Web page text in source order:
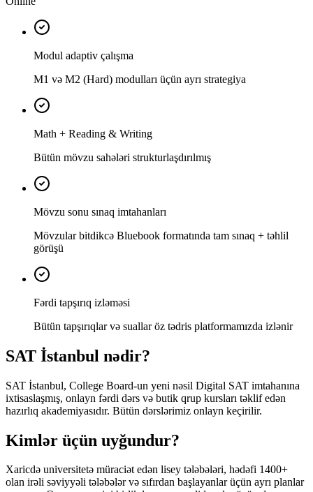
Modul adaptiv çalışma
M1 və M2 (Hard) modulları üçün ayrı strategiya
Math + Reading & Writing
Bütün mövzu sahələri strukturlaşdırılmış
Mövzu sonu sınaq imtahanları
Mövzular bitdikcə Bluebook formatında tam sınaq + təhlil
görüşü
Fərdi tapşırıq izləməsi
Bütün tapşırıqlar və suallar öz tədris platformamızda izlənir
SAT İstanbul nədir?
SAT İstanbul, College Board-un yeni nəsil Digital SAT imtahanına
ixtisaslaşmış, onlayn fərdi dərs və butik qrup kursları təklif edən
hazırlıq akademiyasıdır. Bütün dərslərimiz onlayn keçirilir.
Kimlər üçün uyğundur?
Xaricdə universitetə müraciət edən lisey tələbələri, hədəfi 1400+
olan irəli səviyyəli tələbələr və sıfırdan başlayanlar üçün ayrı planlar